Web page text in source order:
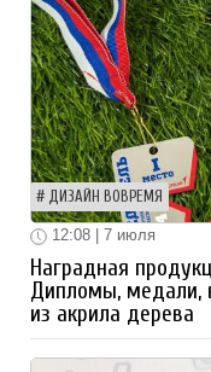
ДИЗАЙН ВОВРЕМЯ
12:08 | 7 июля
Наградная
Дипломы, медали,
из акрила дерева